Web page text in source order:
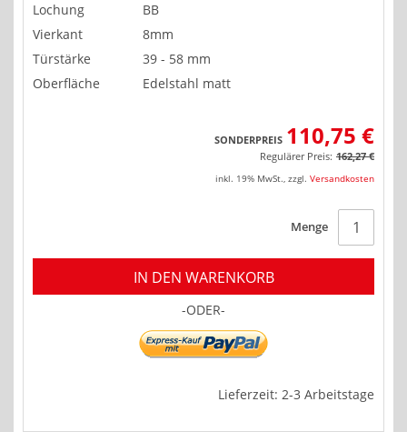
Lochung
BB
Vierkant
8mm
Türstärke
39 - 58 mm
Oberfläche
Edelstahl matt
SONDERPREIS 110,75 €
Regulärer Preis: 162,27 €
inkl. 19% MwSt., zzgl. Versandkosten
Menge
IN DEN WARENKORB
-ODER-
Lieferzeit: 2-3 Arbeitstage